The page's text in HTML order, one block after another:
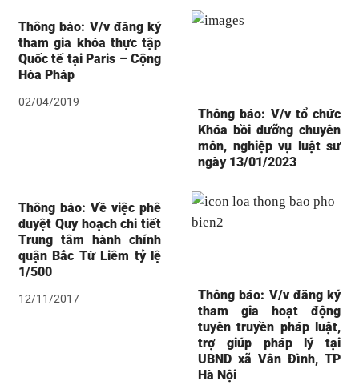
Thông báo: V/v đăng ký
tham gia khóa thực tập
Quốc tế tại Paris – Cộng
Hòa Pháp
02/04/2019
Thông báo: V/v tổ chức
Khóa bồi dưỡng chuyên
môn, nghiệp vụ luật sư
ngày 13/01/2023
Thông báo: Về việc phê
duyệt Quy hoạch chi tiết
Trung tâm hành chính
quận Bắc Từ Liêm tỷ lệ
1/500
12/11/2017
Thông báo: V/v đăng ký
tham gia hoạt động
tuyên truyền pháp luật,
trợ giúp pháp lý tại
UBND xã Vân Đình, TP
Hà Nội